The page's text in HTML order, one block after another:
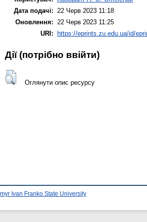
Дата подачі: 22 Черв 2023 11:18
Оновлення: 22 Черв 2023 11:25
URI:
https://eprints.zu.edu.ua/id/
Дії ​​(потрібно ввійти)
Оглянути опис ресурсу
Ivan Franko State University